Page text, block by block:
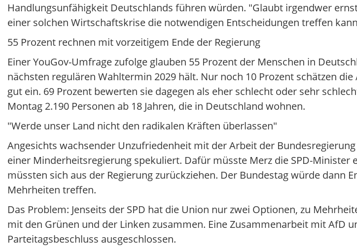
Handlungsunfähigkeit Deutschlands führen würden. "Glaubt irgendwer
einer solchen Wirtschaftskrise die notwendigen Entscheidungen treffen
55 Prozent rechnen mit vorzeitigem Ende der Regierung
Einer YouGov-Umfrage zufolge glauben 55 Prozent der Menschen in
nächsten regulären Wahltermin 2029 hält. Nur noch 10 Prozent schätzen
gut ein. 69 Prozent bewerten sie dagegen als eher schlecht oder sehr
Montag 2.190 Personen ab 18 Jahren, die in Deutschland wohnen.
"Werde unser Land nicht den radikalen Kräften überlassen"
Angesichts wachsender Unzufriedenheit mit der Arbeit der
einer Minderheitsregierung spekuliert. Dafür müsste Merz die SPD-Minister
müssten sich aus der Regierung zurückziehen. Der Bundestag würde dann
Mehrheiten treffen.
Das Problem: Jenseits der SPD hat die Union nur zwei Optionen, zu
mit den Grünen und der Linken zusammen. Eine Zusammenarbeit mit AfD
Parteitagsbeschluss ausgeschlossen.